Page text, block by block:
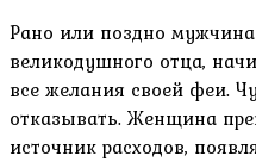
Рано или поздно мужчина
великодушного отца,
все желания своей феи.
отказывать. Женщина
источник расходов,